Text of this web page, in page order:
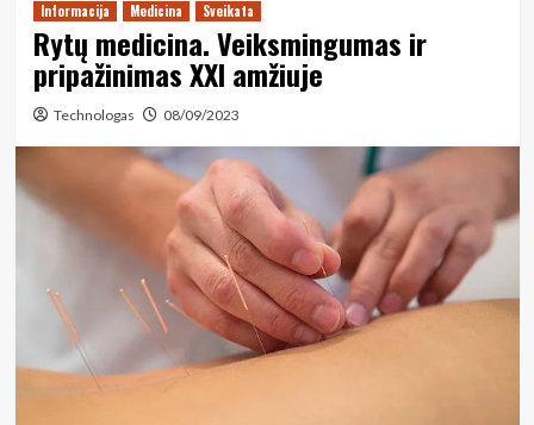
Informacija Medicina Sveikata
Rytų medicina. Veiksmingumas ir
pripažinimas XXI amžiuje
Technologas 08/09/2023